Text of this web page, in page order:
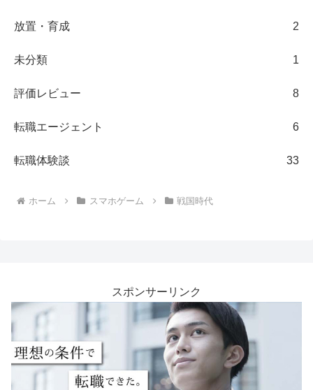
放置・育成 2
未分類 1
評価レビュー 8
転職エージェント 6
転職体験談 33
ホーム スマホゲーム 戦国時代
スポンサーリンク